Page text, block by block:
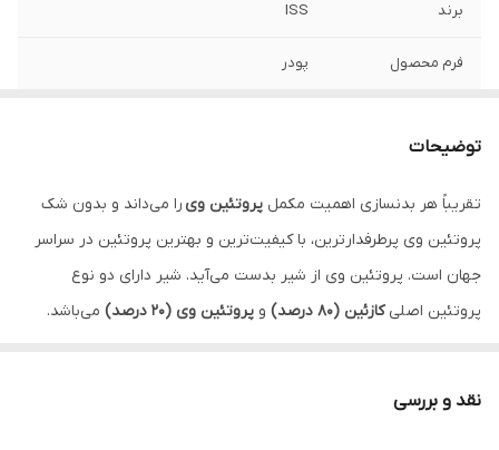
برند ISS
فرم محصول پودر
اکسیر گستر صبا
توضیحات
تقریباً هر بدنسازی اهمیت مکمل پروتئین وی را می‌داند و بدون شک
پروتئین وی پرطرفدارترین، با کیفیت‌ترین و بهترین پروتئین در سراسر
جهان است. پروتئین وی از شیر بدست می‌آید. شیر دارای دو نوع
پروتئین اصلیکازئین (۸۰ درصد) و پروتئین وی (۲۰ درصد)
می‌باشد.
اسید آمینه‌های آن متناسب با نیاز ورزشکاران می‌باشد. مصرف مداوم
نقد و بررسی